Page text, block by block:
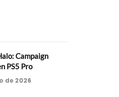
Campaign
PS5 Pro
de 2026